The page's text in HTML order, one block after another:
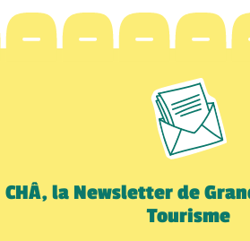
CHÂ, la Newsletter de
Tourisme